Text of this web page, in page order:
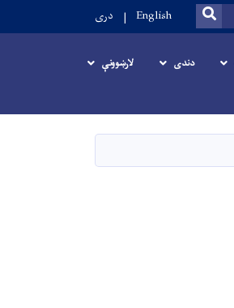
SEARCH
English دری
دندی لارښوونې